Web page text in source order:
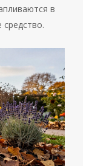
в